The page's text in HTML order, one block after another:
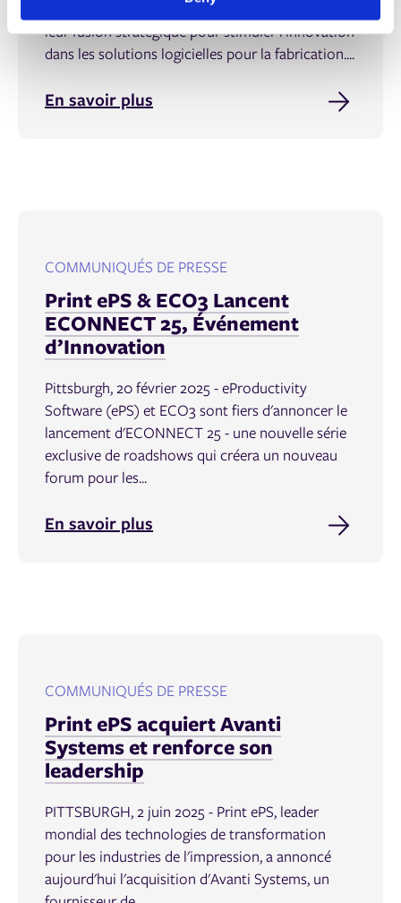
société eProductivity Software (ePS), annoncent
leur fusion stratégique pour stimuler l’innovation
dans les solutions logicielles pour la fabrication....
En savoir plus
COMMUNIQUÉS DE PRESSE
Print ePS & ECO3 Lancent
ECONNECT 25, Événement
d’Innovation
Pittsburgh, 20 février 2025 - eProductivity
Software (ePS) et ECO3 sont fiers d'annoncer le
lancement d'ECONNECT 25 - une nouvelle série
exclusive de roadshows qui créera un nouveau
forum pour les...
En savoir plus
COMMUNIQUÉS DE PRESSE
Print ePS acquiert Avanti
Systems et renforce son
leadership
PITTSBURGH, 2 juin 2025 - Print ePS, leader
mondial des technologies de transformation
pour les industries de l'impression, a annoncé
aujourd'hui l'acquisition d'Avanti Systems, un